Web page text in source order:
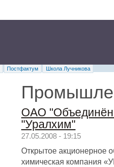
Постфактум
Школа Лучникова
ОАО
"Уралхим"
27.05.2008 - 19:15
Открытое акционерное
химическая компания